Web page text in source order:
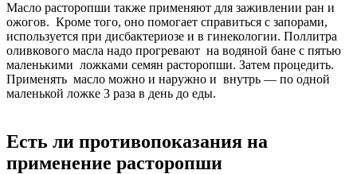
Масло расторопши также применяют для заживлении ран и
ожогов. Кроме того, оно помогает справиться с запорами,
используется при дисбактериозе и в гинекологии. Поллитра
оливкового масла надо прогревают на водяной бане с пятью
маленькими ложками семян расторопши. Затем процедить.
Применять масло можно и наружно и внутрь — по одной
маленькой ложке 3 раза в день до еды.
Есть ли противопоказания на
применение расторопши